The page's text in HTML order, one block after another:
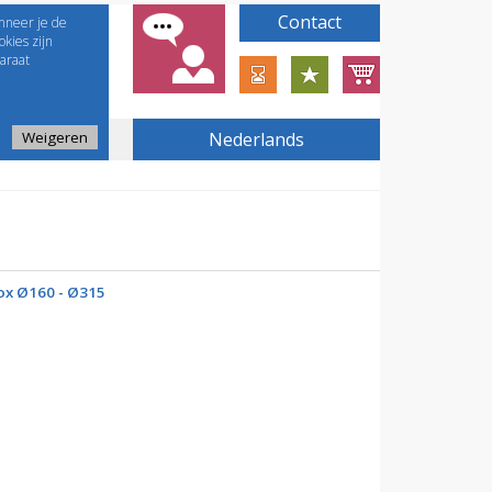
je de
zijn
Weigeren Nederlands
Contact
Ø160 - Ø315